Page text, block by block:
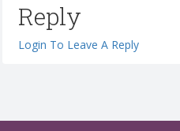
Reply
Login To Leave A Reply